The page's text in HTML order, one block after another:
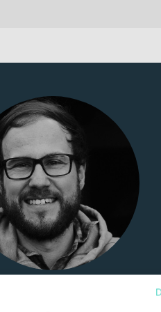
auf die Rahmengröße
mit Shimano
Anstiegen. Präzise
bei hohem Tempo jederzeit
Grip sorgen die Vittoria
48–56, 400mm bei 58–61)
und steifer Carbonrahmen für
Carbon Gabel mit 12x100mm
Kettenschaltung mit Shimano